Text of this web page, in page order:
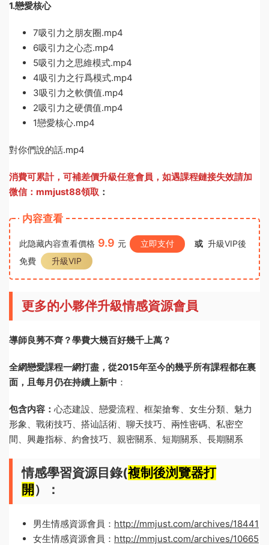
1.戀愛核心
7吸引力之朋友圈.mp4
6吸引力之心态.mp4
5吸引力之思維模式.mp4
4吸引力之行爲模式.mp4
3吸引力之軟價值.mp4
2吸引力之硬價值.mp4
1戀愛核心.mp4
對你們說的話.mp4
消費可累計，可補差價升級任意會員， 如遇課程鏈接失效請加
微信：mmjust88領取 ：
内容查看
此隐藏内容查看價格 9.9 元 立即支付 或 升級VIP後
免費
升級VIP
更多的小夥伴升級情感資源會員
導師良莠不齊？學費大幾百好幾千上萬？
全網戀愛課程一網打盡，從2015年至今的幾乎所有課程都在裏
面，且每月仍在持續上新中 ：
包含内容： 心态建設、戀愛流程、框架搶奪、女生分類、魅力
形象、戰術技巧、搭讪話術、聊天技巧、兩性密碼、私密空
間、興趣指标、約會技巧、親密關系、短期關系、長期關系
情感學習資源目錄(複制後浏覽器打
開 ）：
男生情感資源會員： http://mmjust.com/archives/18441
女生情感資源會員： http://mmjust.com/archives/10665